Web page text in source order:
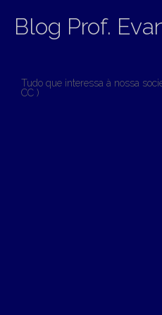
Blog Prof.
Tudo que interessa à nossa
CC )